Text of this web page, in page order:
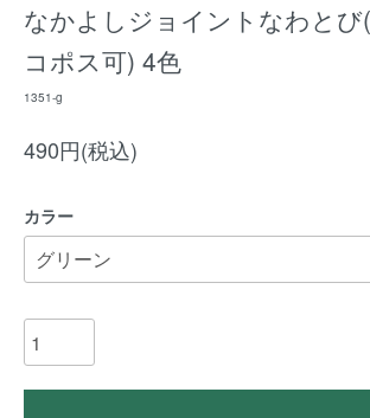
なかよしジョイントなわとび
コポス可) 4色
1351-g
490円(税込)
カラー